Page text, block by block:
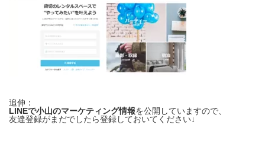
追伸：
LINEで小山のマーケティング情報を公開していますので、
友達登録がまだでしたら登録しておいてください↓